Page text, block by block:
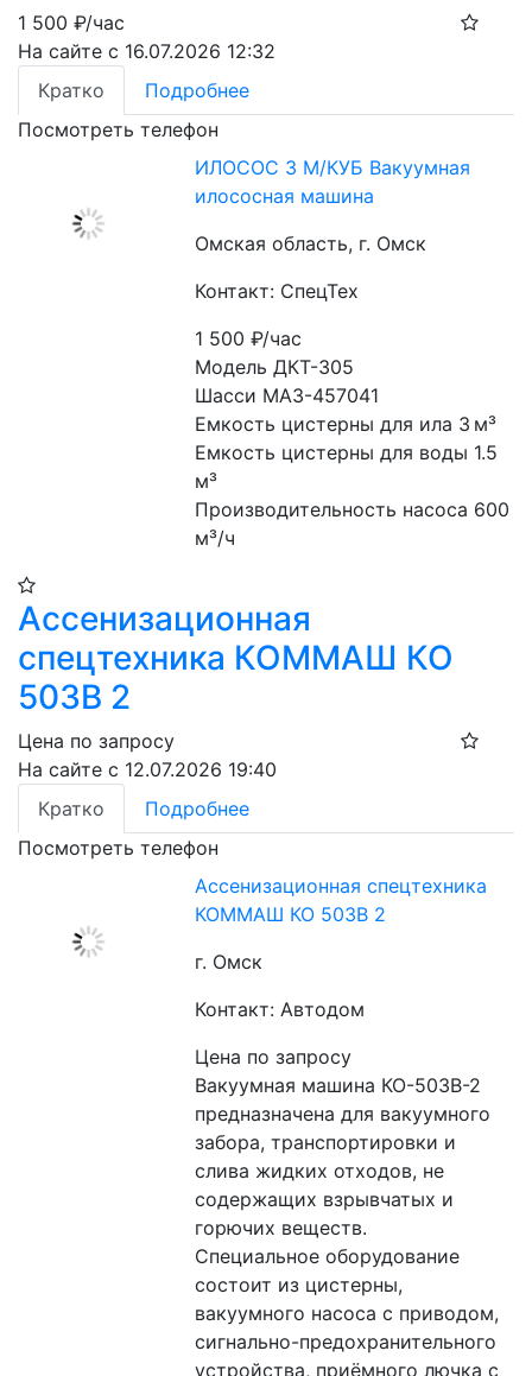
1 500 ₽/час
На сайте с 16.07.2026 12:32
Кратко
Подробнее
Посмотреть телефон
ИЛОСОС 3 М/КУБ Вакуумная
илососная машина
Омская область, г. Омск
Контакт: СпецТех
1 500₽/час
Модель ДКТ-305
Шасси МАЗ-457041
Емкость цистерны для ила 3 м³
Емкость цистерны для воды 1.5
м³
Производительность насоса 600
м³/ч
Ассенизационная
спецтехника КОММАШ КО
503В 2
Цена по запросу
На сайте с 12.07.2026 19:40
Кратко
Подробнее
Посмотреть телефон
Ассенизационная спецтехника
КОММАШ КО 503В 2
г. Омск
Контакт: Автодом
Цена по запросу
Вакуумная машина КО-503В-2
предназначена для вакуумного
забора, транспортировки и
слива жидких отходов, не
содержащих взрывчатых и
горючих веществ.
Специальное оборудование
состоит из цистерны,
вакуумного насоса с приводом,
сигнально-предохранительного
устройства, приёмного лючка с